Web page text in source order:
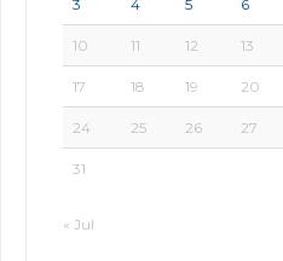
3 4 5 6
10 11 12 13
17 18 19 20
24 25 26 27
31
« Jul